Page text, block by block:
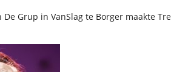
Grup in VanSlag te Borger maakte